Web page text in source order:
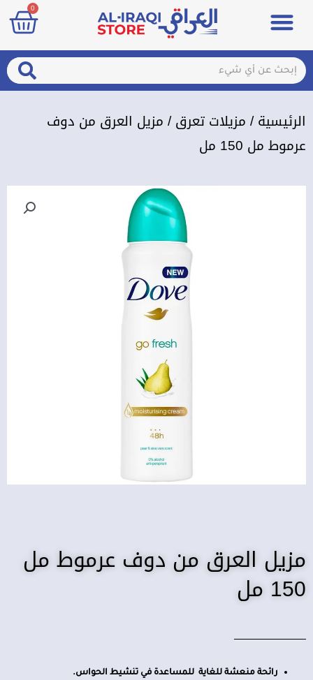
Menu
0
Search
الرئيسية/مزيلات تعرق/ مزيل العرق من دوف
عرموط مل 150 مل
مزيل العرق من دوف عرموط مل
150 مل
رائحة منعشة للغاية للمساعدة في تنشيط الحواس.